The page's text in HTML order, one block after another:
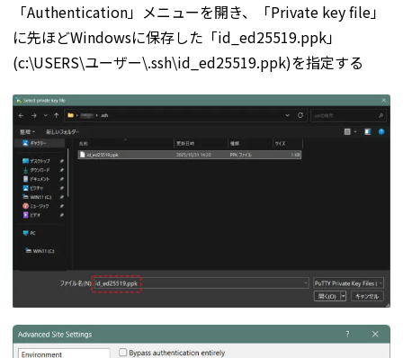
「Authentication」メニューを開き、「Private key file」
に先ほどWindowsに保存した「id_ed25519.ppk」
(c:\USERS\ユーザー\.ssh\id_ed25519.ppk)を指定する